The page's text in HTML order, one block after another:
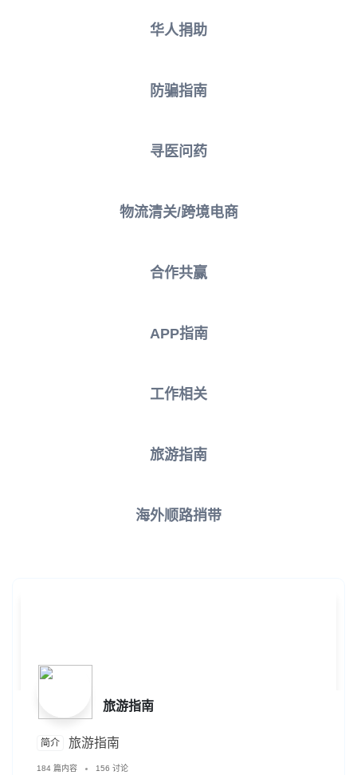
华人捐助
防骗指南
寻医问药
物流清关/跨境电商
合作共赢
APP指南
工作相关
旅游指南
海外顺路捎带
旅游指南
简介 旅游指南
184 篇内容 156 讨论